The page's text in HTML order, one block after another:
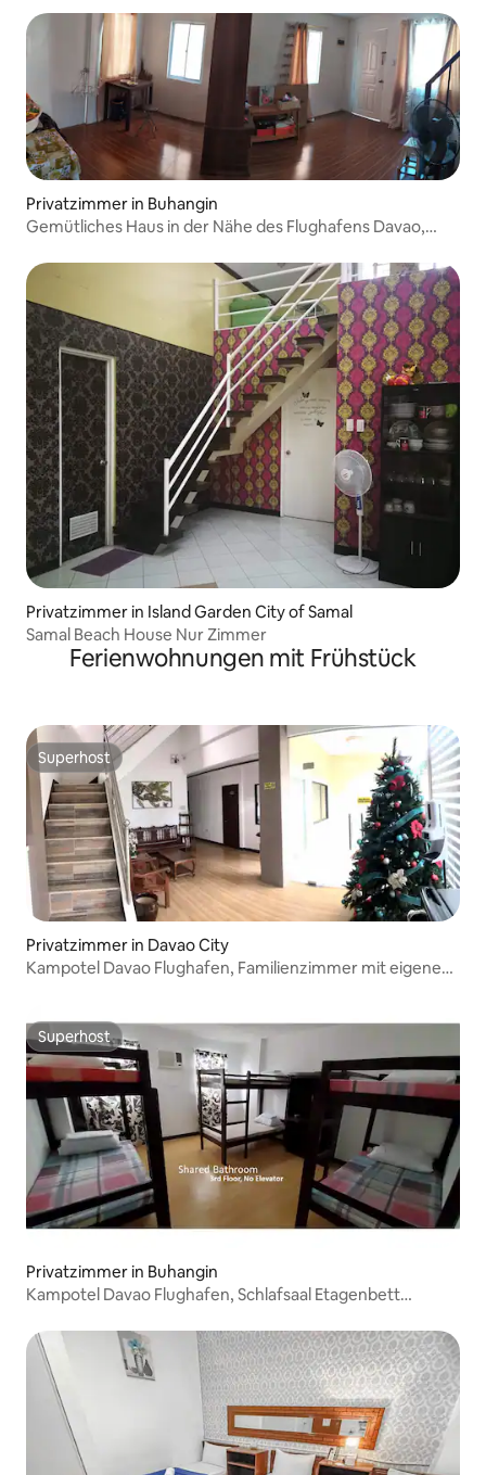
Privatzimmer in Buhangin
Gemütliches Haus in der Nähe des Flughafens Davao,
Privatzimmer in Island Garden City of Samal
Samal Beach House Nur Zimmer
Ferienwohnungen mit Frühstück
Superhost
Superhost
Privatzimmer in Davao City
Kampotel Davao Flughafen, Familienzimmer mit eigenem
Superhost
Superhost
Privatzimmer in Buhangin
Kampotel Davao Flughafen, Schlafsaal Etagenbett